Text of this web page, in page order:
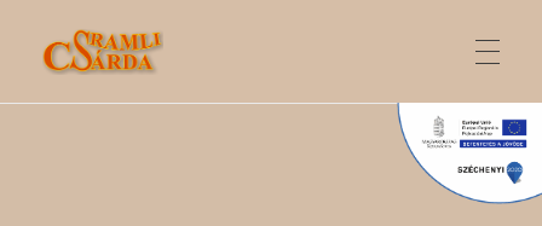
SRAMLI CSÁRDA